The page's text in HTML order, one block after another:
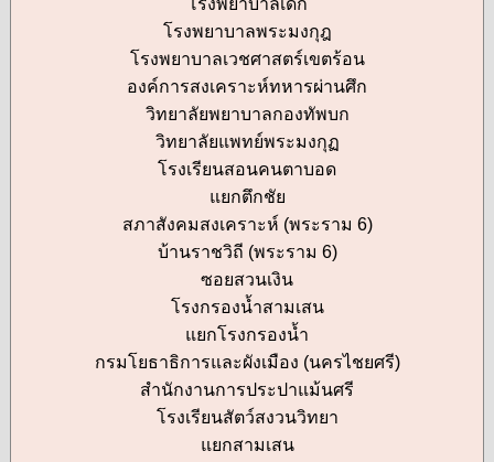
โรงพยาบาลเด็ก
โรงพยาบาลพระมงกุฎ
โรงพยาบาลเวชศาสตร์เขตร้อน
องค์การสงเคราะห์ทหารผ่านศึก
วิทยาลัยพยาบาลกองทัพบก
วิทยาลัยแพทย์พระมงกุฏ
โรงเรียนสอนคนตาบอด
แยกตึกชัย
สภาสังคมสงเคราะห์ (พระราม 6)
บ้านราชวิถี (พระราม 6)
ซอยสวนเงิน
โรงกรองน้ำสามเสน
แยกโรงกรองน้ำ
กรมโยธาธิการและผังเมือง (นครไชยศรี)
สำนักงานการประปาแม้นศรี
โรงเรียนสัตว์สงวนวิทยา
แยกสามเสน